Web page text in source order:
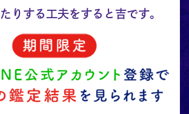
りする工夫をすると吉です。